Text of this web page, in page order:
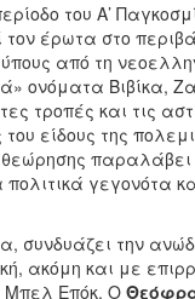
του Α’
έρωτα στο
από τη
ονόματα Βιβίκα,
τροπές και τις
είδους της
γεγονότα
συνδυάζει την
ακόμη και με
Μπελ Επόκ. Ο